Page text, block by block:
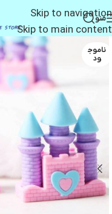
Skip to navigation
Skip to main content
منو
ناموج
ود